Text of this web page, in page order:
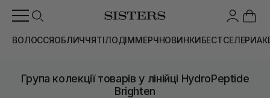
ВОЛОССЯОБЛИЧЧЯТІЛОДІММЕРЧНОВИНКИБЕСТСЕЛЕРИ
Група колекції товарів у лінійці HydroPeptide
Brighten